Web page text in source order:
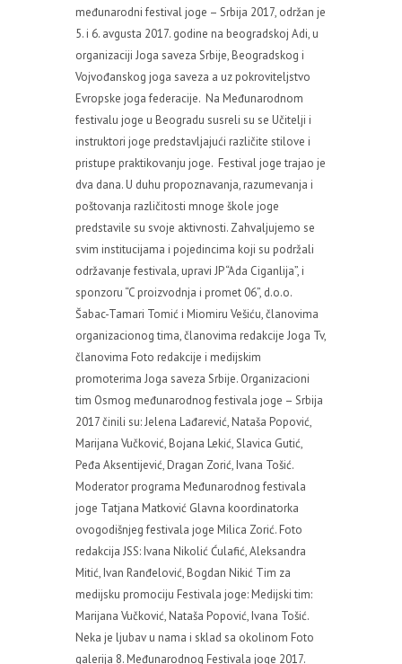
međunarodni festival joge – Srbija 2017, održan je
5. i 6. avgusta 2017. godine na beogradskoj Adi, u
organizaciji Joga saveza Srbije, Beogradskog i
Vojvođanskog joga saveza a uz pokroviteljstvo
Evropske joga federacije. Na Međunarodnom
festivalu joge u Beogradu susreli su se Učitelji i
instruktori joge predstavljajući različite stilove i
pristupe praktikovanju joge. Festival joge trajao je
dva dana. U duhu propoznavanja, razumevanja i
poštovanja različitosti mnoge škole joge
predstavile su svoje aktivnosti. Zahvaljujemo se
svim institucijama i pojedincima koji su podržali
održavanje festivala, upravi JP “Ada Ciganlija”, i
sponzoru “C proizvodnja i promet 06”, d.o.o.
Šabac-Tamari Tomić i Miomiru Vešiću, članovima
organizacionog tima, članovima redakcije Joga Tv,
članovima Foto redakcije i medijskim
promoterima Joga saveza Srbije. Organizacioni
tim Osmog međunarodnog festivala joge – Srbija
2017 činili su: Jelena Lađarević, Nataša Popović,
Marijana Vučković, Bojana Lekić, Slavica Gutić,
Peđa Aksentijević, Dragan Zorić, Ivana Tošić.
Moderator programa Međunarodnog festivala
joge Tatjana Matković Glavna koordinatorka
ovogodišnjeg festivala joge Milica Zorić. Foto
redakcija JSS: Ivana Nikolić Ćulafić, Aleksandra
Mitić, Ivan Ranđelović, Bogdan Nikić Tim za
medijsku promociju Festivala joge: Medijski tim:
Marijana Vučković, Nataša Popović, Ivana Tošić.
Neka je ljubav u nama i sklad sa okolinom Foto
galerija 8. Međunarodnog Festivala joge 2017.